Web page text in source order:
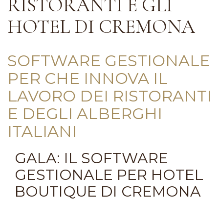
HOTEL DI CREMONA
SOFTWARE GESTIONALE
PER CHE INNOVA IL
LAVORO DEI RISTORANTI
E DEGLI ALBERGHI
ITALIANI
GALA: IL SOFTWARE
GESTIONALE PER HOTEL
BOUTIQUE DI CREMONA